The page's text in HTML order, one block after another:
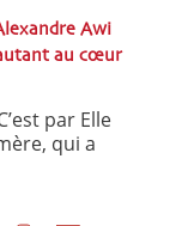
Awi
au cœur
par Elle
qui a